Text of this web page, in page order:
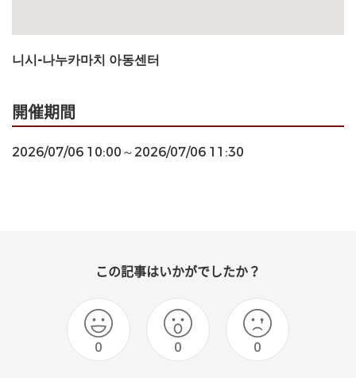
니시-나누카마치 아동센터
開催期間
2026/07/06 10:00～2026/07/06 11:30
この記事はいかがでしたか？
0 0 0